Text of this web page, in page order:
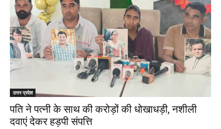
उत्तर प्रदेश
पति ने पत्नी के साथ की करोड़ों की धोखाधड़ी, नशीली
दवाएं देकर हड़पी संपत्ति